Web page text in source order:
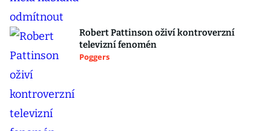
Robert Pattinson oživí kontroverzní
televizní fenomén
Poggers